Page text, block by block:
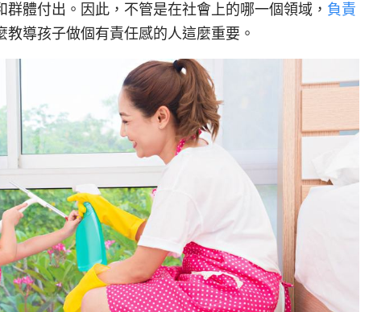
體付出。因此，不管是在社會上的哪一個領域， 負責
教導孩子做個有責任感的人這麼重要。